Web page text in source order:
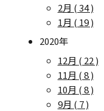
2月 ( 34 )
1月 ( 19 )
2020年
12月 ( 22 )
11月 ( 8 )
10月 ( 8 )
9月 ( 7 )